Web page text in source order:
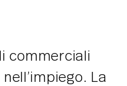
commerciali
La